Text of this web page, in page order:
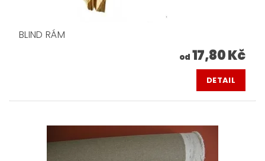
BLIND RÁM
od 17,80 Kč
DETAIL